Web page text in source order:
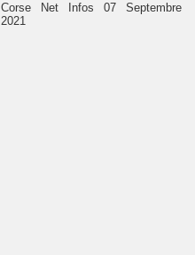
Corse Net Infos 07 Septembre
2021